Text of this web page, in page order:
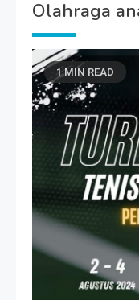
Olahraga
1 MIN READ